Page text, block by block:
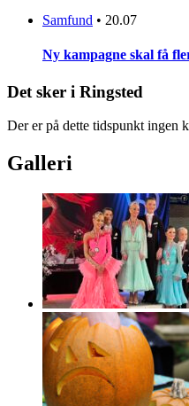
Samfund • 20.07
Ny kampagne skal få
Det sker i Ringsted
Der er på dette tidspunkt ingen
Galleri